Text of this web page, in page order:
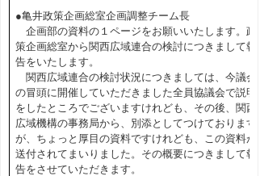
●亀井政策企画総室企画調整チーム長
企画部の資料の１ページをお願いいたします。政
策企画総室から関西広域連合の検討につきまして報
告をいたします。
関西広域連合の検討状況につきましては、今議会
の冒頭に開催していただきました全員協議会で説明
をしたところでございますけれども、その後、関西
広域機構の事務局から、別添としてつけております
が、ちょっと厚目の資料ですけれども、この資料が
送付されてまいりました。その概要につきまして報
告をさせていただきます。